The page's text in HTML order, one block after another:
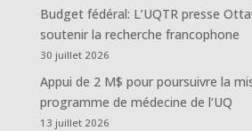
Budget fédéral: L’UQTR presse
soutenir la recherche francophone
30 juillet 2026
Appui de 2 M$ pour poursuivre la
programme de médecine de l’UQ
13 juillet 2026